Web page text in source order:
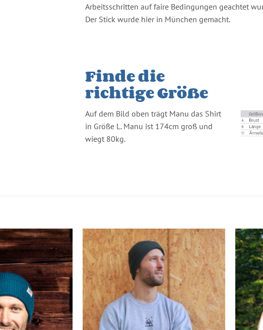
Arbeitsschritten auf faire Bedingungen geachtet
Der Stick wurde hier in München gemacht.
Finde die
richtige Größe
Auf dem Bild oben trägt Manu das Shirt
in Größe L. Manu ist 174cm groß und
wiegt 80kg.